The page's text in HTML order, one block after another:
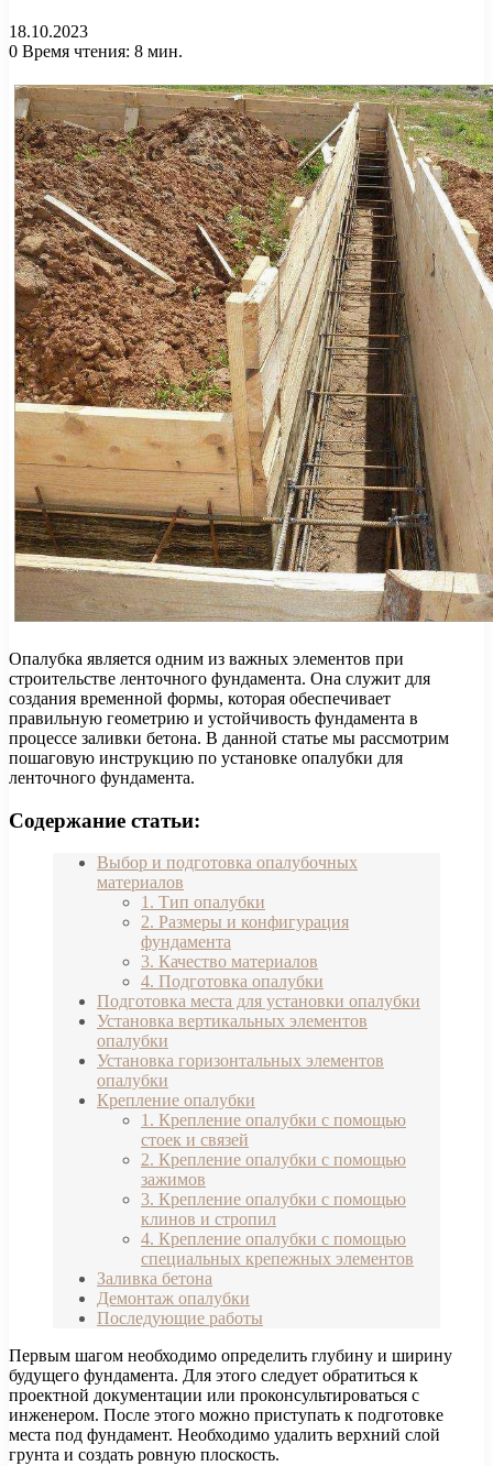
18.10.2023
0 Время чтения: 8 мин.
Опалубка является одним из важных элементов при
строительстве ленточного фундамента. Она служит для
создания временной формы, которая обеспечивает
правильную геометрию и устойчивость фундамента в
процессе заливки бетона. В данной статье мы рассмотрим
пошаговую инструкцию по установке опалубки для
ленточного фундамента.
Содержание статьи:
Выбор и подготовка опалубочных
материалов
1. Тип опалубки
2. Размеры и конфигурация
фундамента
3. Качество материалов
4. Подготовка опалубки
Подготовка места для установки опалубки
Установка вертикальных элементов
опалубки
Установка горизонтальных элементов
опалубки
Крепление опалубки
1. Крепление опалубки с помощью
стоек и связей
2. Крепление опалубки с помощью
зажимов
3. Крепление опалубки с помощью
клинов и стропил
4. Крепление опалубки с помощью
специальных крепежных элементов
Заливка бетона
Демонтаж опалубки
Последующие работы
Первым шагом необходимо определить глубину и ширину
будущего фундамента. Для этого следует обратиться к
проектной документации или проконсультироваться с
инженером. После этого можно приступать к подготовке
места под фундамент. Необходимо удалить верхний слой
грунта и создать ровную плоскость.